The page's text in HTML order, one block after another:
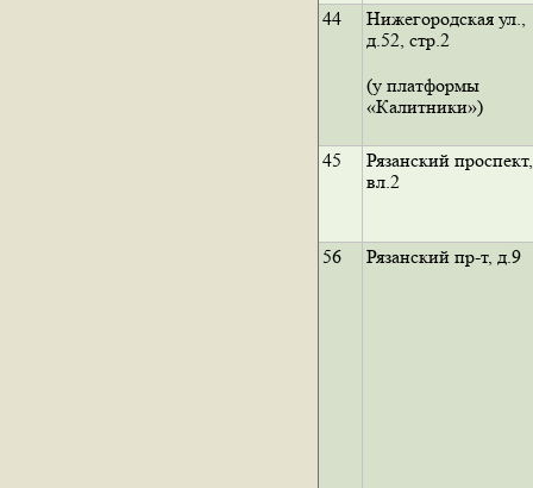
44
Нижегородская ул.,
д.52, стр.2
(у платформы
«Калитники»)
45
Рязанский проспект,
вл.2
56 Рязанский пр-т, д.9